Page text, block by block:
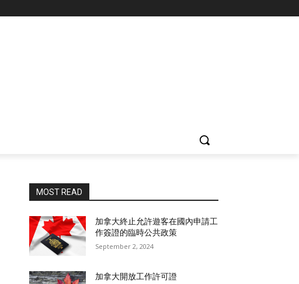
MOST READ
加拿大終止允許遊客在國內申請工
作簽證的臨時公共政策
September 2, 2024
加拿大開放工作許可證